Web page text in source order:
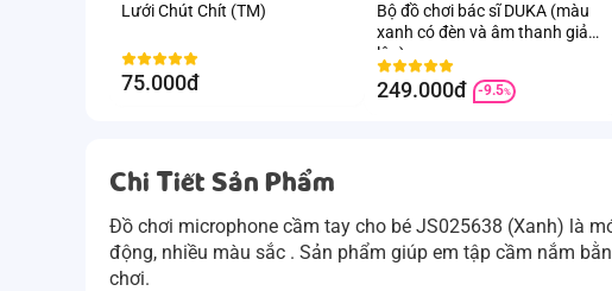
Lưới Chút Chít (TM)
75.000đ
Bộ đồ chơi bác sĩ DUKA (màu
xanh có đèn và âm thanh giả
lập)
249.000đ -9.5%
Chi Tiết Sản Phẩm
Đồ chơi microphone cầm tay cho bé JS025638 (Xanh) là
động, nhiều màu sắc . Sản phẩm giúp em tập cầm nắm
chơi.